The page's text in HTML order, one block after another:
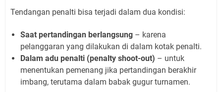
Tendangan penalti bisa terjadi dalam dua kondisi:
Saat pertandingan berlangsung – karena
pelanggaran yang dilakukan di dalam kotak penalti.
Dalam adu penalti (penalty shoot-out) – untuk
menentukan pemenang jika pertandingan berakhir
imbang, terutama dalam babak gugur turnamen.